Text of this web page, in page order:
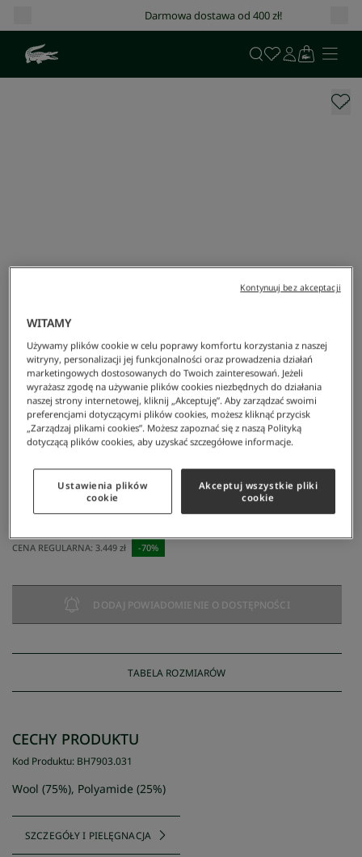
Darmowa dostawa od 400 zł!
Mężczyzna/Odzież/Kurtki I Płaszcze Lacoste Erkek Kruvaze Siyah Kaban
Lacoste Erkek Kruvaze Siyah Kaban
1.035 zł
CENA REGULARNA: 3.449 zł -70%
DODAJ POWIADOMIENIE O DOSTĘPNOŚCI
TABELA ROZMIARÓW
CECHY PRODUKTU
Kod Produktu: BH7903.031
Wool (75%), Polyamide (25%)
SZCZEGÓŁY I PIELĘGNACJA
WITAMY
Używamy plików cookie w celu poprawy komfortu korzystania z naszej
witryny, personalizacji jej funkcjonalności oraz prowadzenia działań
marketingowych dostosowanych do Twoich zainteresowań. Jeżeli
wyrażasz zgodę na używanie plików cookies niezbędnych do działania
naszej strony internetowej, kliknij „Akceptuję”. Aby zarządzać swoimi
preferencjami dotyczącymi plików cookies, możesz kliknąć przycisk
„Zarządzaj plikami cookies”. Możesz zapoznać się z naszą Polityką
dotyczącą plików cookies, aby uzyskać szczegółowe informacje.
Ustawienia plików
cookie
Akceptuj wszystkie pliki
cookie
Kontynuuj bez akceptacji